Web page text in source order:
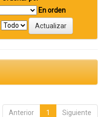
En orden
Anterior 1 Siguiente